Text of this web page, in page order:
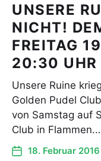
UNSERE
NICHT!
FREITAG
20:30 UHR
Unsere Ruine
Golden Pudel
von Samstag auf
Club in
18. Februar 2016